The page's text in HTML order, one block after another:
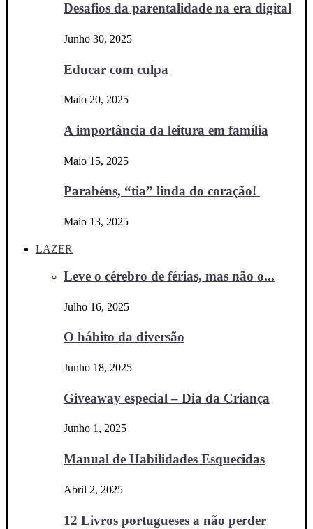
Desafios da parentalidade na era digital
Junho 30, 2025
Educar com culpa
Maio 20, 2025
A importância da leitura em família
Maio 15, 2025
Parabéns, “tia” linda do coração!
Maio 13, 2025
LAZER
Leve o cérebro de férias, mas não o...
Julho 16, 2025
O hábito da diversão
Junho 18, 2025
Giveaway especial – Dia da Criança
Junho 1, 2025
Manual de Habilidades Esquecidas
Abril 2, 2025
12 Livros portugueses a não perder